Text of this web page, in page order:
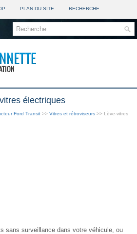
PLAN DU SITE RECHERCHE
électriques
Ford Transit >> Vitres et rétroviseurs >> Lève-vitres
sans surveillance dans votre véhicule, ou